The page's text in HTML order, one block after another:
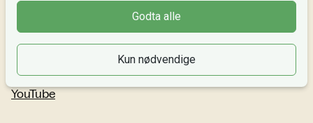
TikTok
LinkedIn
YouTube